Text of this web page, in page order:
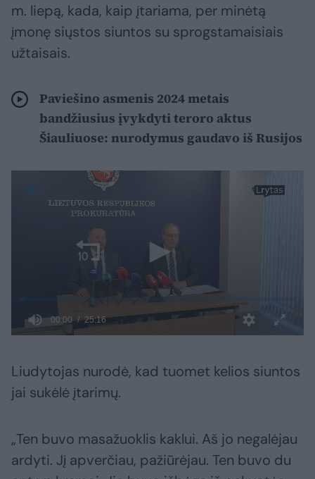
m. liepą, kada, kaip įtariama, per minėtą
įmonę siųstos siuntos su sprogstamaisiais
užtaisais.
Paviešino asmenis 2024 metais
bandžiusius įvykdyti teroro aktus
Šiauliuose: nurodymus gaudavo iš Rusijos
Liudytojas nurodė, kad tuomet kelios siuntos
jai sukėlė įtarimų.
„Ten buvo masažuoklis kaklui. Aš jo negalėjau
ardyti. Jį apverčiau, pažiūrėjau. Ten buvo du